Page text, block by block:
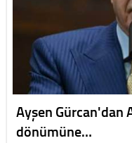
Ayşen Gürcan'dan
dönümüne…